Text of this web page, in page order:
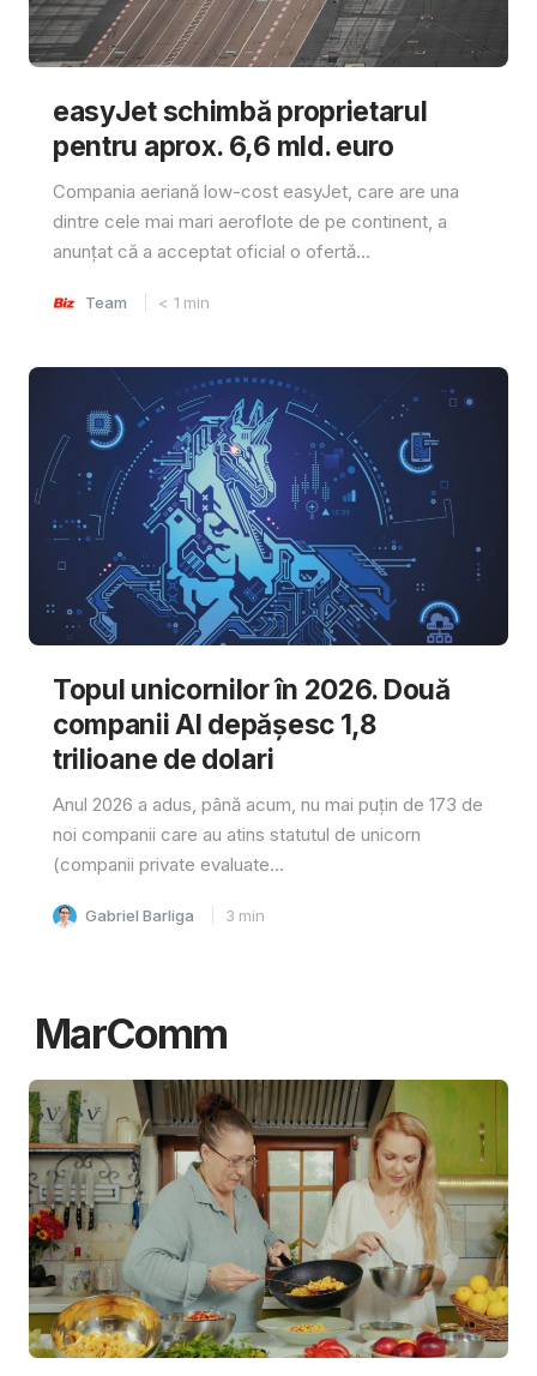
easyJet schimbă proprietarul
pentru aprox. 6,6 mld. euro
Compania aeriană low-cost easyJet, care are una
dintre cele mai mari aeroflote de pe continent, a
anunțat că a acceptat oficial o ofertă...
Team < 1 min
Topul unicornilor în 2026. Două
companii AI depășesc 1,8
trilioane de dolari
Anul 2026 a adus, până acum, nu mai puțin de 173 de
noi companii care au atins statutul de unicorn
(companii private evaluate...
Gabriel Barliga 3 min
MarComm